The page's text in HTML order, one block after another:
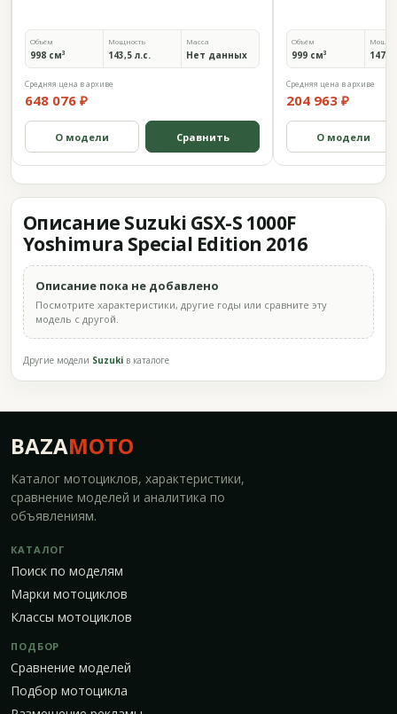
Объём
998 см³
Мощность
143,5 л.с.
Масса
Нет данных
Средняя цена в архиве
648 076 ₽
О модели Сравнить
Объём
999 см³ 147,5
Средняя цена в архиве
204 963 ₽
О модели
Описание Suzuki GSX-S 1000F
Yoshimura Special Edition 2016
Описание пока не добавлено
Посмотрите характеристики, другие годы или сравните эту
модель с другой.
Другие модели Suzuki в каталоге
BAZAMOTO
Каталог мотоциклов, характеристики,
сравнение моделей и аналитика по
объявлениям.
КАТАЛОГ
Поиск по моделям
Марки мотоциклов
Классы мотоциклов
ПОДБОР
Сравнение моделей
Подбор мотоцикла